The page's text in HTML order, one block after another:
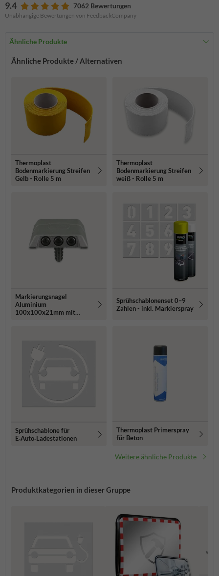
9.4 7062 Bewertungen
Unabhängige Bewertungen von FeedbackCompany
Ähnliche Produkte
Ähnliche Produkte / Alternativen
Thermoplast
Bodenmarkierung Streifen
Gelb - Rolle 5 m
Thermoplast
Bodenmarkierung Streifen
weiß - Rolle 5 m
Markierungsnagel
Aluminium
100x100x21mm mit
Sprühschablonenset 0–9
Zahlen - inkl. Markierspray
Sprühschablone für
E‑Auto‑Ladestationen
Thermoplast Primerspray
für Beton
Weitere ähnliche Produkte
Produktkategorien in dieser Gruppe